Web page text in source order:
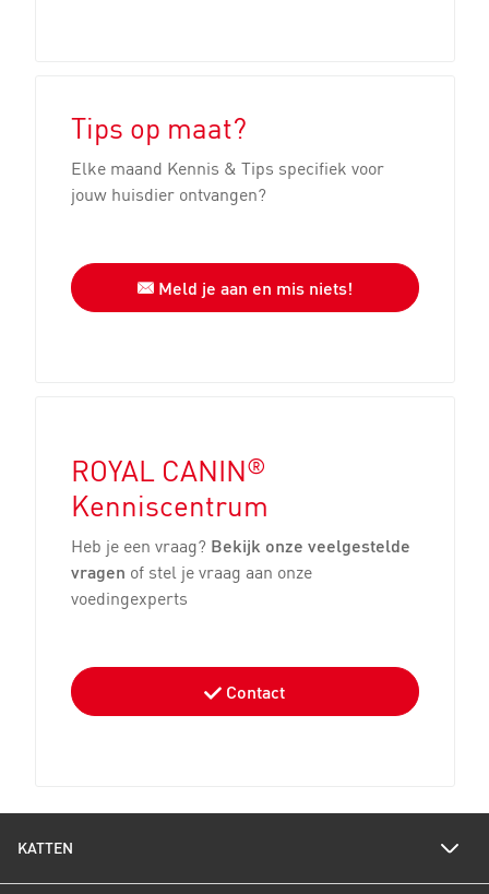
Tips op maat?
Elke maand Kennis & Tips specifiek voor
jouw huisdier ontvangen?
Meld je aan en mis niets!
ROYAL CANIN®
Kenniscentrum
Heb je een vraag? Bekijk onze veelgestelde
vragen of stel je vraag aan onze
voedingexperts
Contact
KATTEN